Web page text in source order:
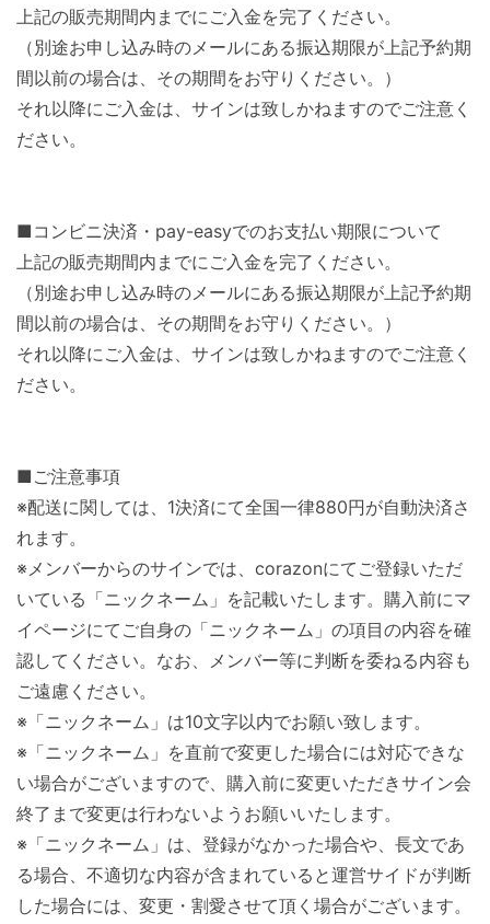
上記の販売期間内までにご入金を完了ください。
（別途お申し込み時のメールにある振込期限が上記予約期
間以前の場合は、その期間をお守りください。）
それ以降にご入金は、サインは致しかねますのでご注意く
ださい。
■コンビニ決済・pay-easyでのお支払い期限について
上記の販売期間内までにご入金を完了ください。
（別途お申し込み時のメールにある振込期限が上記予約期
間以前の場合は、その期間をお守りください。）
それ以降にご入金は、サインは致しかねますのでご注意く
ださい。
■ご注意事項
※配送に関しては、1決済にて全国一律880円が自動決済さ
れます。
※メンバーからのサインでは、corazonにてご登録いただ
いている「ニックネーム」を記載いたします。購入前にマ
イページにてご自身の「ニックネーム」の項目の内容を確
認してください。なお、メンバー等に判断を委ねる内容も
ご遠慮ください。
※「ニックネーム」は10文字以内でお願い致します。
※「ニックネーム」を直前で変更した場合には対応できな
い場合がございますので、購入前に変更いただきサイン会
終了まで変更は行わないようお願いいたします。
※「ニックネーム」は、登録がなかった場合や、長文であ
る場合、不適切な内容が含まれていると運営サイドが判断
した場合には、変更・割愛させて頂く場合がございます。